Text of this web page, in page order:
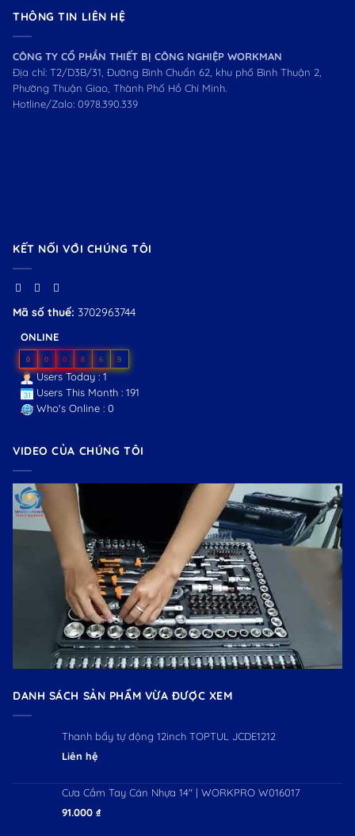
THÔNG TIN LIÊN HỆ
CÔNG TY CỔ PHẦN THIẾT BỊ CÔNG NGHIỆP WORKMAN
Địa chỉ: T2/D3B/31, Đường Bình Chuẩn 62, khu phố Bình Thuận 2,
Phường Thuận Giao, Thành Phố Hồ Chí Minh.
Hotline/Zalo: 0978.390.339
KẾT NỐI VỚI CHÚNG TÔI
Mã số thuế: 3702963744
ONLINE
0 0 0 8 6 9
Users Today : 1
Users This Month : 191
Who's Online : 0
VIDEO CỦA CHÚNG TÔI
DANH SÁCH SẢN PHẨM VỪA ĐƯỢC XEM
Thanh bẩy tự động 12inch TOPTUL JCDE1212
Liên hệ
Cưa Cầm Tay Cán Nhựa 14" | WORKPRO W016017
91.000 ₫